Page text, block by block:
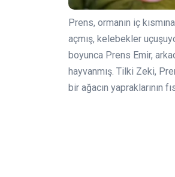
Prens, ormanın iç
açmış, kelebekler
boyunca Prens Emir,
hayvanmış. Tilki Zeki,
bir ağacın yapraklarının